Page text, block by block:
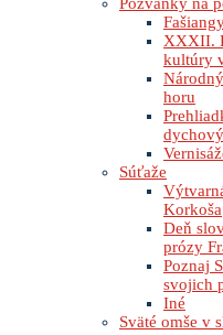
XXXII.
kultúry
horu
Súťaže
Korkoša
Deň
prózy
Poznaj
svojich
Iné
Sväté omše v